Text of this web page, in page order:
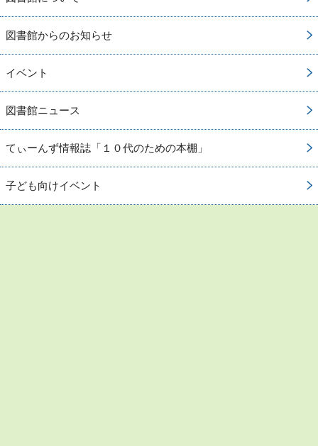
図書館からのお知らせ
イベント
図書館ニュース
てぃーんず情報誌「１０代のための本棚」
子ども向けイベント